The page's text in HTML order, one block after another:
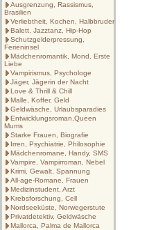
Ausgrenzung, Rassismus,
Brasilien
Verliebtheit, Kochen, Halbbruder
Balett, Jazztanz, Hip-Hop
Schutzgelderpressung,
Ferieninsel
Mädchenromantik, Mond, Erste
Liebe
Vampirismus, Psychologe
Jäger, Jägerin der Nacht
Love & Thrill & Chill
Malle, Koffer, Geld
Geldwäsche, Urlaubsparadies
Entwicklungsroman,Queen
Mums
Starke Frauen, Biografie
Irren, Psychiatrie, Philosophie
Mädchenromane, Handy, SMS
Vampire, Vampirroman, Nebel
Krimi, Gewalt, Spannung
All-age-Romane, Frauen
Medizinstudent, Arzt
Krebsforschung, Cell
Nordseeküste, Norwegerstute
Privatdetektiv, Geldwäsche
Mallorca, Palma de Mallorca